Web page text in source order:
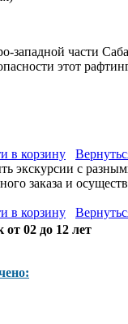
западной части
этот
в корзину
экскурсии с
заказа и
в корзину
от 02 до 12 лет